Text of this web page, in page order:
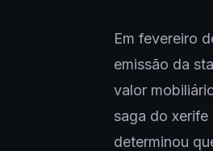
Em fevereiro
emissão da
valor
saga do
determinou